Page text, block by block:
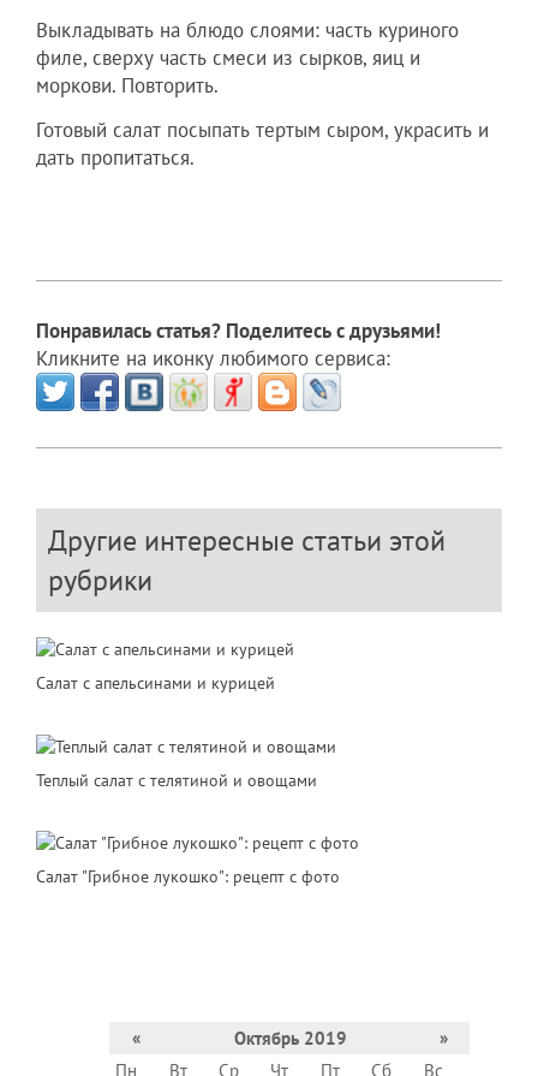
Выкладывать на блюдо слоями: часть куриного
филе, сверху часть смеси из сырков, яиц и
моркови. Повторить.
Готовый салат посыпать тертым сыром, украсить и
дать пропитаться.
Понравилась статья? Поделитесь с друзьями!
Кликните на иконку любимого сервиса:
Другие интересные статьи этой
рубрики
Салат с апельсинами и курицей
Теплый салат с телятиной и овощами
Салат "Грибное лукошко": рецепт с фото
« Октябрь 2019
»
Пн
Вт Ср Чт Пт Сб Вс